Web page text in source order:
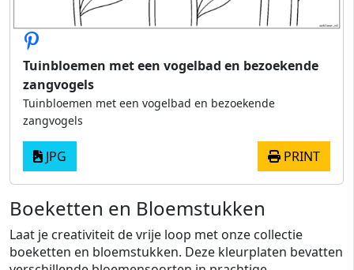
Tuinbloemen met een vogelbad en bezoekende
zangvogels
Tuinbloemen met een vogelbad en bezoekende
zangvogels
JPG PRINT
Boeketten en Bloemstukken
Laat je creativiteit de vrije loop met onze collectie
boeketten en bloemstukken. Deze kleurplaten bevatten